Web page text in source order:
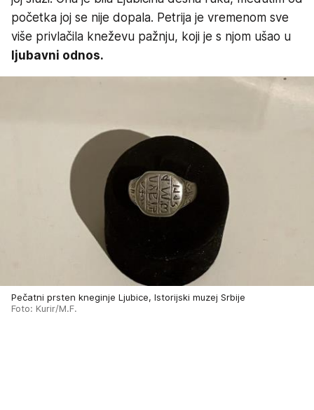
početka joj se nije dopala. Petrija je vremenom sve
više privlačila kneževu pažnju, koji je s njom ušao u
ljubavni odnos.
Pečatni prsten kneginje Ljubice, Istorijski muzej Srbije
Foto: Kurir/M.F.